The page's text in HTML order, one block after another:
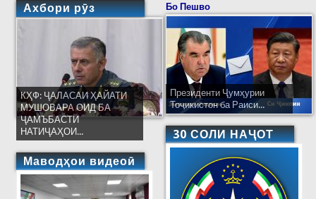
Ахбори рӯз
КҲФ: ҶАЛАСАИ ҲАЙАТИ
МУШОВАРА ОИД БА
ҶАМЪБАСТИ
НАТИҶАҲОИ...
Маводҳои видеоӣ
Бо Пешво
Президенти Ҷумҳурии
Тоҷикистон ба Раиси...
30 СОЛИ НАҶОТ